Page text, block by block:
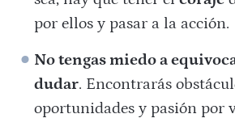
por ellos y pasar a la acción.
No tengas miedo a
dudar. Encontrarás
oportunidades y pasión por